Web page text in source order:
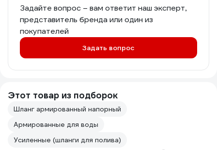
Задайте вопрос – вам ответит наш эксперт,
представитель бренда или один из
покупателей
Задать вопрос
Этот товар из подборок
Шланг армированный напорный
Армированные для воды
Усиленные (шланги для полива)